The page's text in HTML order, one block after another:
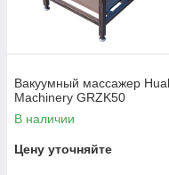
Вакуумный массажер
Machinery GRZK50
В наличии
Цену уточняйте